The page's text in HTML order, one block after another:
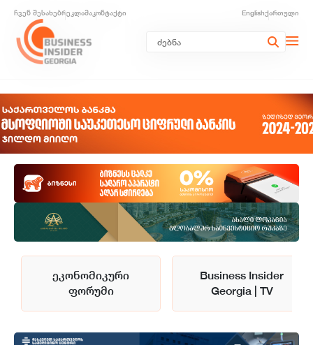
ჩვენ შესახებრეკლამაკონტაქტი Englishქართული
ეკონომიკური
ფორუმი
Business Insider
Georgia | TV